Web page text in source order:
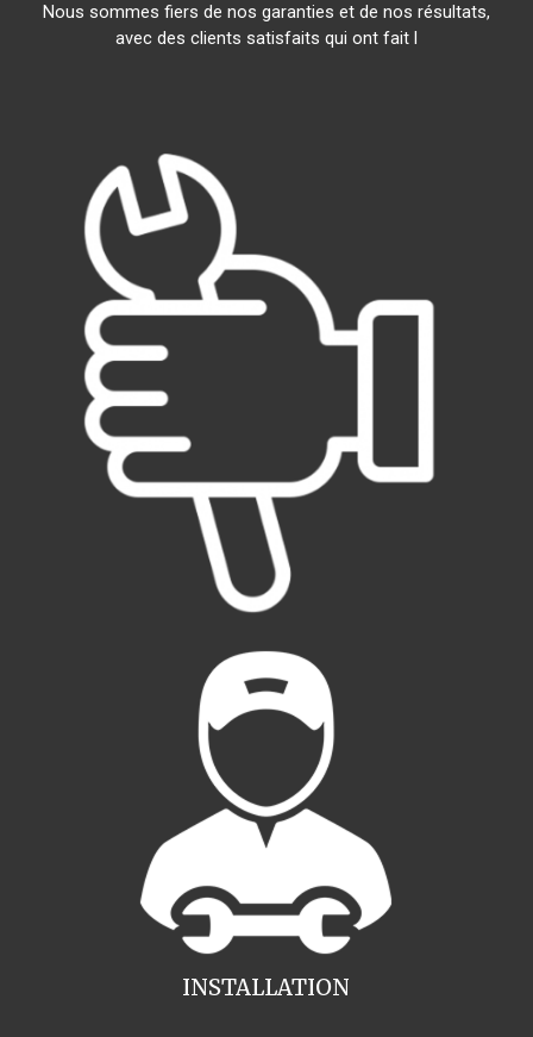
Nous sommes fiers de nos garanties et de nos résultats,
avec des clients satisfaits qui ont fait l
INSTALLATION